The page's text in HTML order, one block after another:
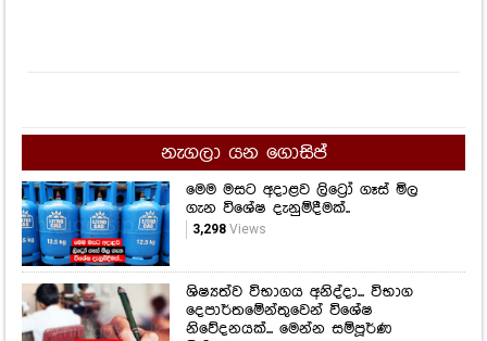
නැගලා යන ගොසිප්
මෙම මසට අදාළව ලිට්‍රෝ ගෑස් මිල
ගැන විශේෂ දැනුම්දීමක්..